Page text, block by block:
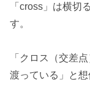
「cross」は横切
す。
「クロス（交差
渡っている」と想